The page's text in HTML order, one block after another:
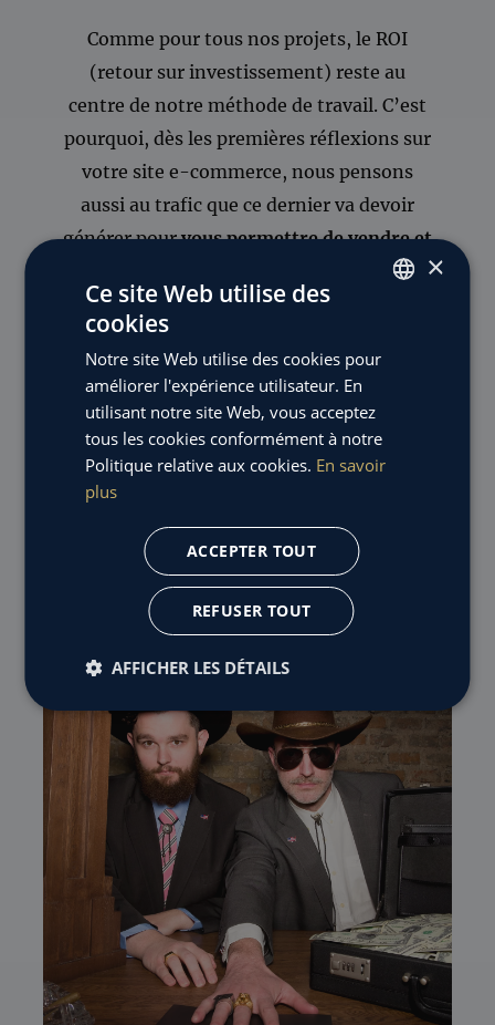
Comme pour tous nos projets, le ROI
(retour sur investissement) reste au
centre de notre méthode de travail. C’est
pourquoi, dès les premières réflexions sur
votre site e-commerce, nous pensons
aussi au trafic que ce dernier va devoir
générer pourvous permettre de vendre et
. En effet,
nous ne développons aucun site sans
commencer par une étude de marché web
nous permettant de proposer une
arborescence optimale pour le
référencement naturel. Si vous voulez un
site e-commerce qui vend,
vous savez ce qu’il vous reste à faire !
ENGLISH
×
Ce site Web utilise des
cookies
Notre site Web utilise des cookies pour
améliorer l'expérience utilisateur. En
utilisant notre site Web, vous acceptez
tous les cookies conformément à notre
Politique relative aux cookies. En savoir
plus
ACCEPTER TOUT
REFUSER TOUT
AFFICHER LES DÉTAILS